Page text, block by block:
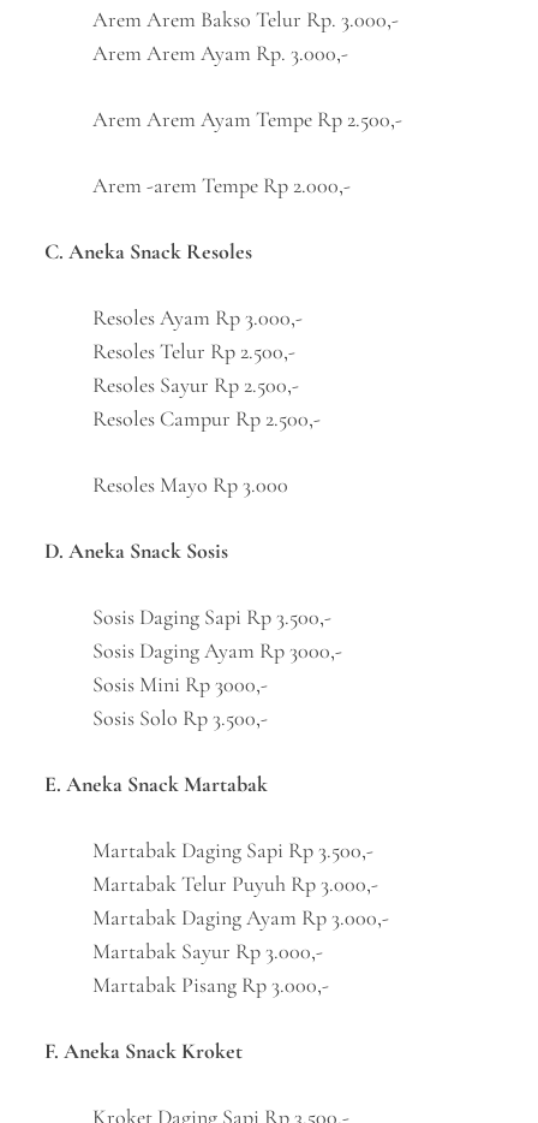
Arem Arem Bakso Telur Rp. 3.000,-
Arem Arem Ayam Rp. 3.000,-
Arem Arem Ayam Tempe Rp 2.500,-
Arem -arem Tempe Rp 2.000,-
C. Aneka Snack Resoles
Resoles Ayam Rp 3.000,-
Resoles Telur Rp 2.500,-
Resoles Sayur Rp 2.500,-
Resoles Campur Rp 2.500,-
Resoles Mayo Rp 3.000
D. Aneka Snack Sosis
Sosis Daging Sapi Rp 3.500,-
Sosis Daging Ayam Rp 3000,-
Sosis Mini Rp 3000,-
Sosis Solo Rp 3.500,-
E. Aneka Snack Martabak
Martabak Daging Sapi Rp 3.500,-
Martabak Telur Puyuh Rp 3.000,-
Martabak Daging Ayam Rp 3.000,-
Martabak Sayur Rp 3.000,-
Martabak Pisang Rp 3.000,-
F. Aneka Snack Kroket
Kroket Daging Sapi Rp 3.500,-